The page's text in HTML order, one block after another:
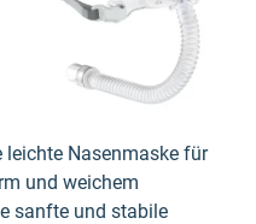
leichte Nasenmaske für
und weichem
sanfte und stabile